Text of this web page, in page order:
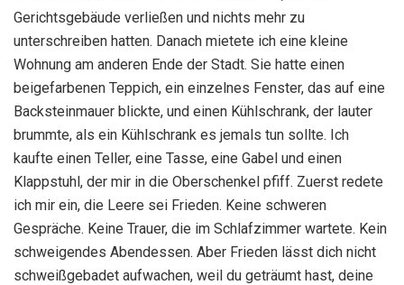
Gerichtsgebäude verließen und nichts mehr zu
unterschreiben hatten. Danach mietete ich eine kleine
Wohnung am anderen Ende der Stadt. Sie hatte einen
beigefarbenen Teppich, ein einzelnes Fenster, das auf eine
Backsteinmauer blickte, und einen Kühlschrank, der lauter
brummte, als ein Kühlschrank es jemals tun sollte. Ich
kaufte einen Teller, eine Tasse, eine Gabel und einen
Klappstuhl, der mir in die Oberschenkel pfiff. Zuerst redete
ich mir ein, die Leere sei Frieden. Keine schweren
Gespräche. Keine Trauer, die im Schlafzimmer wartete. Kein
schweigendes Abendessen. Aber Frieden lässt dich nicht
schweißgebadet aufwachen, weil du geträumt hast, deine